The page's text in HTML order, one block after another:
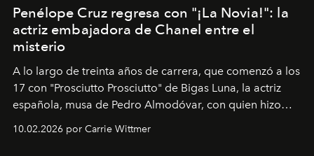
Penélope Cruz regresa con "¡La Novia!": la
actriz embajadora de Chanel entre el
misterio
A lo largo de treinta años de carrera, que comenzó a los
17 con "Prosciutto Prosciutto" de Bigas Luna, la actriz
española, musa de Pedro Almodóvar, con quien hizo
Barcelona", ha dividido su tiempo entre Europa y
10.02.2026 por Carrie Wittmer